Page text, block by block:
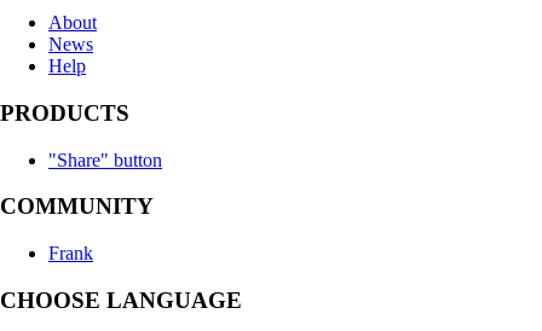
About
News
Help
PRODUCTS
"Share" button
COMMUNITY
Frank
CHOOSE LANGUAGE